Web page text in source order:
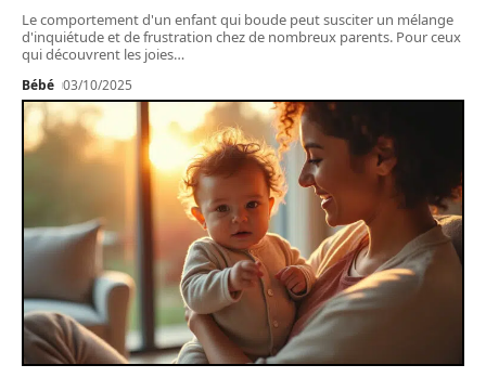
Le comportement d'un enfant qui boude peut susciter un mélange
d'inquiétude et de frustration chez de nombreux parents. Pour ceux
qui découvrent les joies…
Bébé 03/10/2025